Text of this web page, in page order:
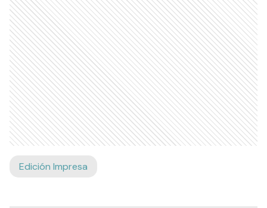
Edición Impresa